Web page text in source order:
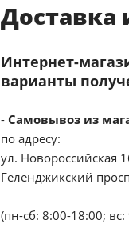
Доставка
Интернет-
варианты
- Самовывоз из
по адресу:
ул. Новороссийская
Геленджикский
(пн-сб: 8:00-18:00;